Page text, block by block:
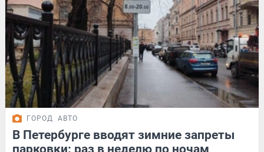
ГОРОД АВТО
В Петербурге вводят зимние запреты